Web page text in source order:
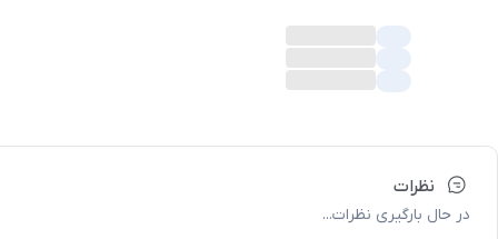
نظرات
در حال بارگیری نظرات...